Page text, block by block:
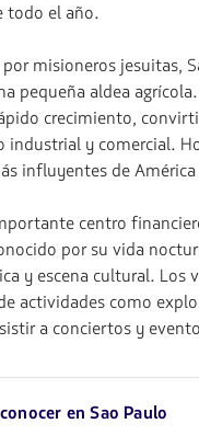
todo el año.
misioneros jesuitas,
pequeña aldea
crecimiento,
y comercial.
influyentes de
centro
por su vida
y escena cultural. Los
actividades como
a conciertos y
en Sao Paulo